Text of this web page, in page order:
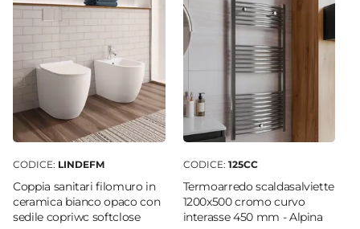
CODICE: LINDEFM
Coppia sanitari filomuro in
ceramica bianco opaco con
sedile copriwc softclose
CODICE: 125CC
Termoarredo scaldasalviette
1200x500 cromo curvo
interasse 450 mm - Alpina